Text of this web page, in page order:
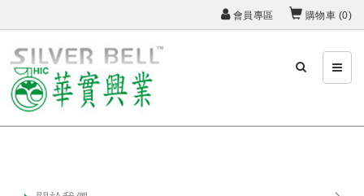
會員專區 購物車 (0)